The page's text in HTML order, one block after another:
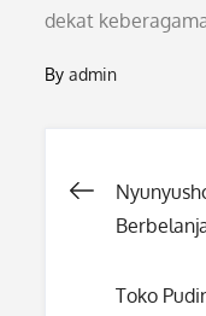
dekat
Byadmin
Post
Toko